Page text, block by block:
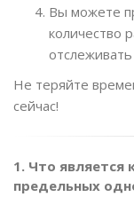
Вы можете
количество
отслеживать
Не теряйте
сейчас!
1. Что является
предельных